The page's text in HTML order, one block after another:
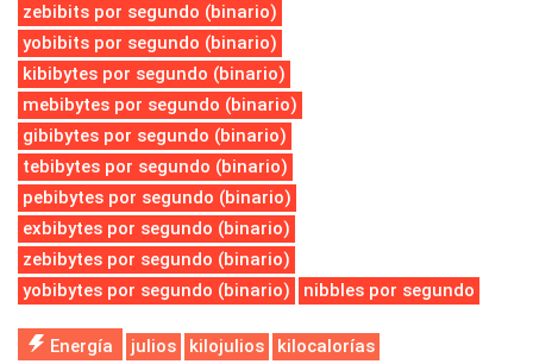
zebibits por segundo (binario)
yobibits por segundo (binario)
kibibytes por segundo (binario)
mebibytes por segundo (binario)
gibibytes por segundo (binario)
tebibytes por segundo (binario)
pebibytes por segundo (binario)
exbibytes por segundo (binario)
zebibytes por segundo (binario)
yobibytes por segundo (binario)
nibbles por segundo
Energía julios kilojulios kilocalorías